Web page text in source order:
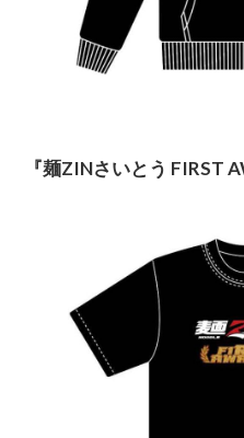
『麺ZINさいとう FIRST